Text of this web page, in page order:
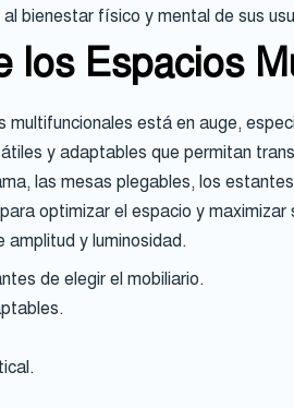
bienestar físico y mental de sus
los Espacios
multifuncionales está en auge,
y adaptables que permitan
las mesas plegables, los
optimizar el espacio y
amplitud y luminosidad.
de elegir el mobiliario.